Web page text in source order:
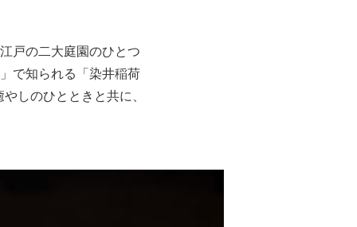
戸の二大庭園のひとつ
で知られる「染井稲荷
しのひとときと共に、